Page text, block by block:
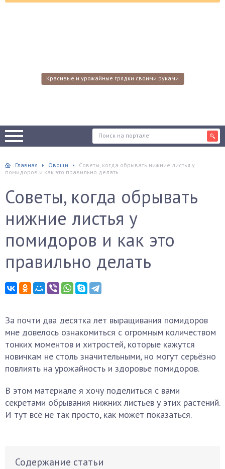
Красивые и урожайные грядки своими руками
Главная Овощи
Советы, когда обрывать нижние листья у
помидоров и как это правильно делать
Советы, когда обрывать
нижние листья у
помидоров и как это
правильно делать
За почти два десятка лет выращивания помидоров
мне довелось ознакомиться с огромным количеством
тонких моментов и хитростей, которые кажутся
новичкам не столь значительными, но могут серьёзно
повлиять на урожайность и здоровье помидоров.
В этом материале я хочу поделиться с вами
секретами обрывания нижних листьев у этих растений.
И тут всё не так просто, как может показаться.
Содержание статьи